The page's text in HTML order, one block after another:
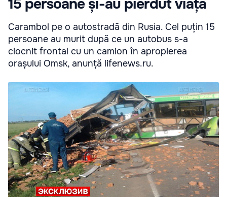
15 persoane și-au pierdut viața
Carambol pe o autostradă din Rusia. Cel puțin 15
persoane au murit după ce un autobus s-a
ciocnit frontal cu un camion în apropierea
orașului Omsk, anunță lifenews.ru.